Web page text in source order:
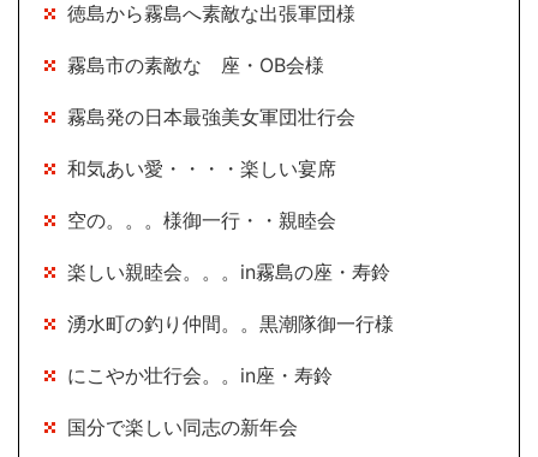
徳島から霧島へ素敵な出張軍団様
霧島市の素敵な 座・OB会様
霧島発の日本最強美女軍団壮行会
和気あい愛・・・・楽しい宴席
空の。。。様御一行・・親睦会
楽しい親睦会。。。in霧島の座・寿鈴
湧水町の釣り仲間。。黒潮隊御一行様
にこやか壮行会。。in座・寿鈴
国分で楽しい同志の新年会